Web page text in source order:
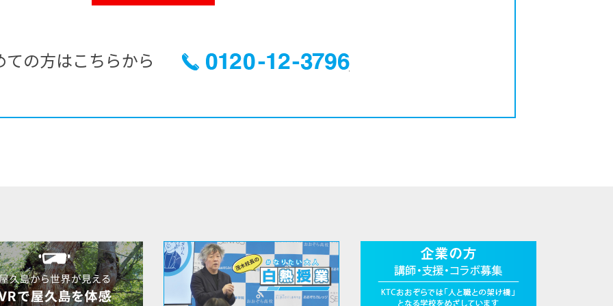
ての方はこちらから 0120-12-3796